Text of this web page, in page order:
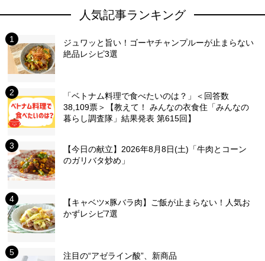
人気記事ランキング
ジュワッと旨い！ゴーヤチャンプルーが止まらない
絶品レシピ3選
「ベトナム料理で食べたいのは？」＜回答数
38,109票＞【教えて！ みんなの衣食住「みんなの
暮らし調査隊」結果発表 第615回】
【今日の献立】2026年8月8日(土)「牛肉とコーン
のガリバタ炒め」
【キャベツ×豚バラ肉】ご飯が止まらない！人気お
かずレシピ7選
注目の“アゼライン酸”、新商品